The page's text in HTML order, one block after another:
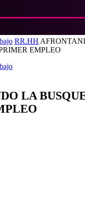
RR.HH
EMPLEO
LA